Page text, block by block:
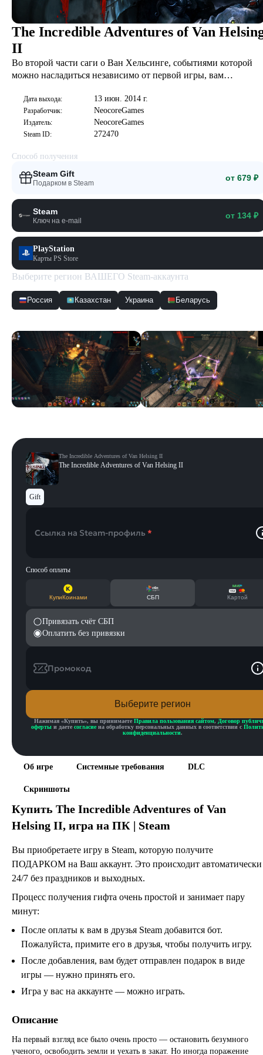
The Incredible Adventures of Van
II
Во второй части саги о Ван Хельсинге, событиями которой
можно насладиться независимо от первой игры, вам
котором перемешана старинная готика и безумная наука. В
ней еще больше событий, сильных противников и
потрясающе красивых локаций.
Дата выхода: 13 июн. 2014 г.
Разработчик: NeocoreGames
Издатель: NeocoreGames
Steam ID: 272470
Способ получения
Steam Gift
Подарком в Steam
от 679 ₽
Steam
Ключ на e-mail
от 134 ₽
PlayStation
Карты PS Store
Выберите регион ВАШЕГО Steam-аккаунта
Россия Казахстан Украина Беларусь
Об игре Системные требования DLC
Скриншоты
Купить The Incredible Adventures of Van
Helsing II, игра на ПК | Steam
Вы приобретаете игру в Steam, которую получите
ПОДАРКОМ на Ваш аккаунт. Это происходит автоматически
24/7 без праздников и выходных.
Процесс получения гифта очень простой и занимает пару
минут:
После оплаты к вам в друзья Steam добавится бот.
Пожалуйста, примите его в друзья, чтобы получить игру.
После добавления, вам будет отправлен подарок в виде
игры — нужно принять его.
Игра у вас на аккаунте — можно играть.
Описание
На первый взгляд все было очень просто — остановить безумного
ученого, освободить земли и уехать в закат. Но иногда поражение
The Incredible Adventures of Van Helsing II
The Incredible Adventures of Van Helsing II
Gift
Ссылка на Steam-профиль *
Способ оплаты
КупиКоинами СБП Картой
Привязать счёт СБП
Оплатить без привязки
Промокод
Выберите регион
Нажимая «Купить», вы принимаете Правила пользования сайтом, Договор
оферты и даете согласие на обработку персональных данных в соответствии с
конфиденциальности.